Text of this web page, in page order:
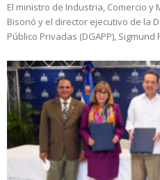
El ministro de Industria, Comercio y
Bisonó y el director ejecutivo de la
Público Privadas (DGAPP),